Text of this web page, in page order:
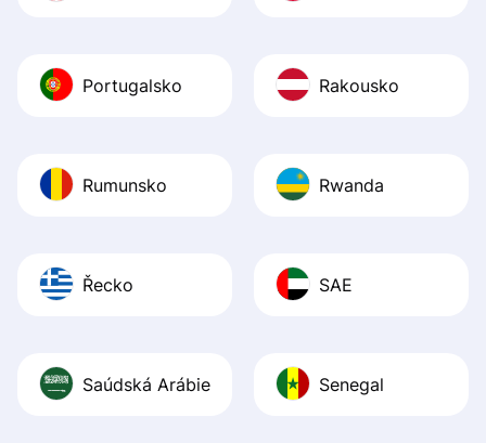
Portugalsko Rakousko
Rumunsko Rwanda
Řecko SAE
Saúdská Arábie Senegal